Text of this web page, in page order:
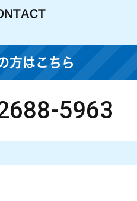
方はこちら
5963